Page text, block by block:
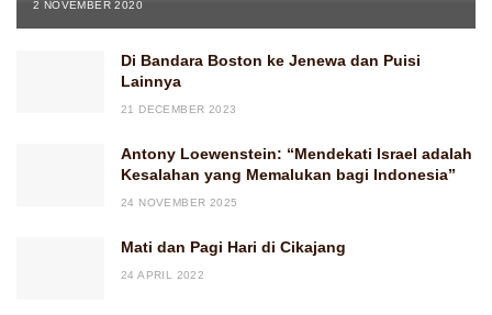
2 NOVEMBER 2020
Di Bandara Boston ke Jenewa dan Puisi
Lainnya
21 DECEMBER 2023
Antony Loewenstein: “Mendekati Israel adalah
Kesalahan yang Memalukan bagi Indonesia”
24 NOVEMBER 2025
Mati dan Pagi Hari di Cikajang
24 APRIL 2022